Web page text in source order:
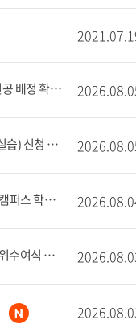
[서울] 학부/계열 입학생의 학과·세부전공 배정 확정
[공통] 2027학년도 학교현장실습(교육실습) 신청 안내
[글로벌] 2026년 후기(8월 졸업) 글로벌캠퍼스 학부 학위수여식 공고
[서울] 2026년 후기 서울캠퍼스 학부 학위수여식 공고